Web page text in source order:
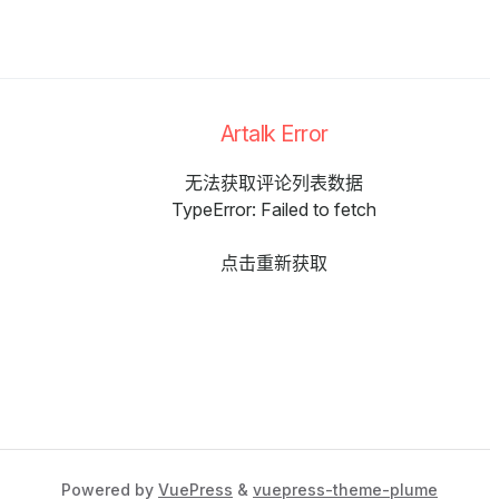
Artalk Error
无法获取评论列表数据
TypeError: Failed to fetch
点击重新获取
Powered by VuePress & vuepress-theme-plume